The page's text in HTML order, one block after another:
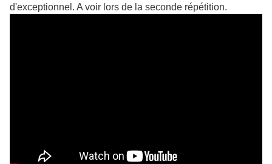
d'exceptionnel. A voir lors de la seconde répétition.